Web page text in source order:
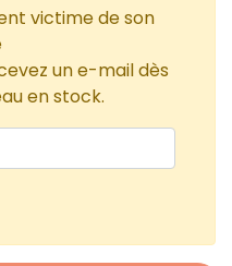
victime de son
un e-mail dès
en stock.